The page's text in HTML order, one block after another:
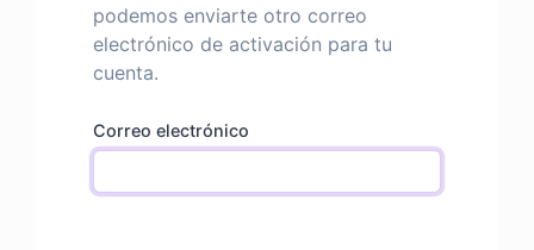
podemos enviarte otro correo
electrónico de activación para tu
cuenta.
Correo electrónico